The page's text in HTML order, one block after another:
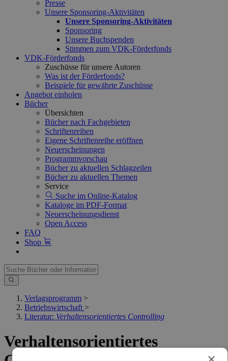
Presse
Unsere Sponsoring-Aktivitäten
Unsere Sponsoring-Aktivitäten
Sponsoring
Unsere Buchspenden
Stimmen zum VDK-Förderfonds
VDK-Förderfonds
Zuschüsse für unsere Autoren
Was ist der Förderfonds?
Beispiele für gewährte Zuschüsse
Angebot einholen
Bücher
Übersichten
Bücher nach Fachgebieten
Schriftenreihen
Eigene Schriftenreihe eröffnen
Neuerscheinungen
Programmvorschau
Bücher zu aktuellen Schlagzeilen
Bücher zu aktuellen Themen
Service
Suche im Online-Katalog
Kataloge im PDF-Format
Neuerscheinungsdienst
Open Access
FAQ
Shop
Verlagsprogramm >
Betriebswirtschaft >
Literatur: Verhaltensorientiertes Controlling
Verhaltensorientiertes